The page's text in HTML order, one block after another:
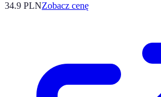
34.9 PLNZobacz cenę